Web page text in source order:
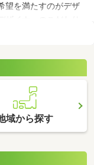
望を満たすのがデザ
ザイナーのこだわり
イント。ここでデザ
域から探す